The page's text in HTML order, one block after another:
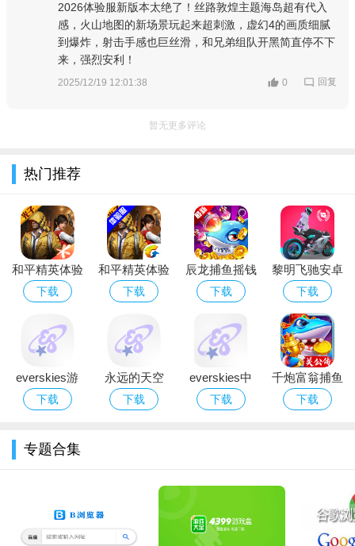
申请条件：
1、现网无恶意行为，且游戏信誉分不小于100分。
2、体验服无作弊行为。
5、角色在申请当日的前一个月内，至少有8天登录过游戏。
6、角色注册时间超过2个月。
申请方法：
1、前往官网进行申请资格填写
2、登陆账号并选择游戏角色提交资格申请
3、选择对应抢号池进行抢号。
2026体验服新版本太绝了！丝路敦煌主题海岛超有代入
感，火山地图的新场景玩起来超刺激，虚幻4的画质细腻
到爆炸，射击手感也巨丝滑，和兄弟组队开黑简直停不下
来，强烈安利！
2025/12/19 12:01:38 0 回复
暂无更多评论
热门推荐
和平精英体验
服免费下载地
下载
和平精英体验
服下载最新版
下载
辰龙捕鱼摇钱
树官方下载正
下载
黎明飞驰安卓
正版手游下载
安装
下载
everskies游
戏中文完整版
免费版
下载
永远的天空
everskies国
下载
everskies中
文版下载2026
下载
千炮富翁捕鱼
百度版最新
下载
专题合集